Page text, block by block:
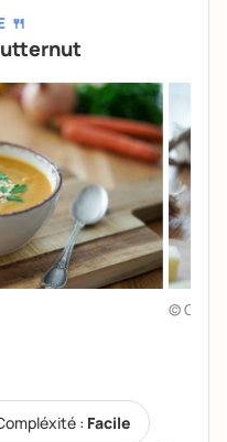
🍴
©
: Facile